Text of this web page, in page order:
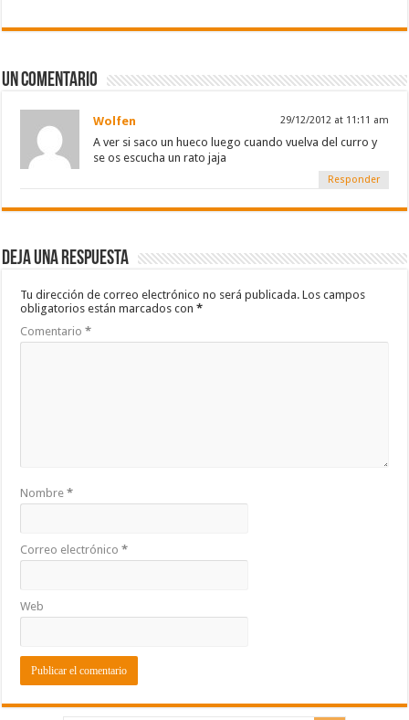
Un comentario
Wolfen 29/12/2012 at 11:11 am
A ver si saco un hueco luego cuando vuelva del curro y
se os escucha un rato jaja
Responder
Deja una respuesta
Tu dirección de correo electrónico no será publicada. Los campos
obligatorios están marcados con*
Comentario*
Nombre*
Correo electrónico*
Web